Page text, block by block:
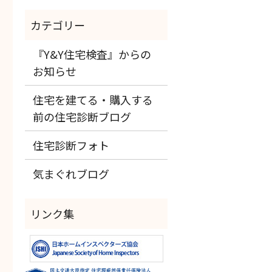
『Y&Y住宅検査』からの
お知らせ
住宅を建てる・購入する
前の住宅診断ブログ
住宅診断フォト
気まぐれブログ